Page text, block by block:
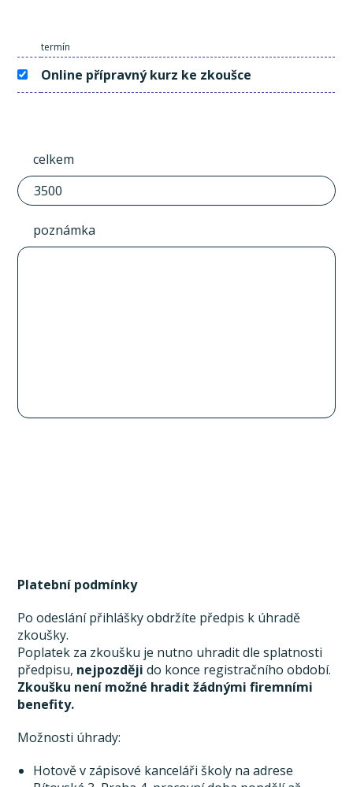
termín
Online přípravný kurz ke zkoušce
celkem
poznámka
Platební podmínky
Po odeslání přihlášky obdržíte předpis k úhradě
zkoušky.
Poplatek za zkoušku je nutno uhradit dle splatnosti
předpisu, nejpozději do konce registračního období.
Zkoušku není možné hradit žádnými firemními
benefity.
Možnosti úhrady:
Hotově v zápisové kanceláři školy na adrese